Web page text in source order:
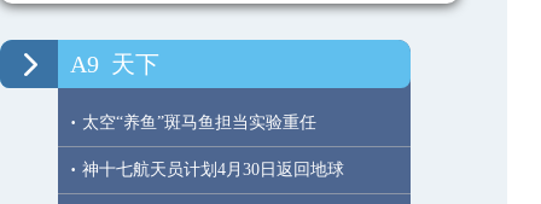
A9 天下
· 太空“养鱼”斑马鱼担当实验重任
· 神十七航天员计划4月30日返回地球